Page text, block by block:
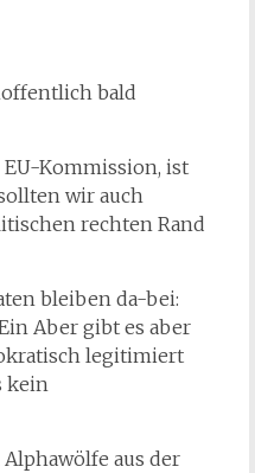
bald
Kommission, ist
wir auch
rechten Rand
bleiben da-bei:
Aber gibt es aber
legitimiert
kein
aus der